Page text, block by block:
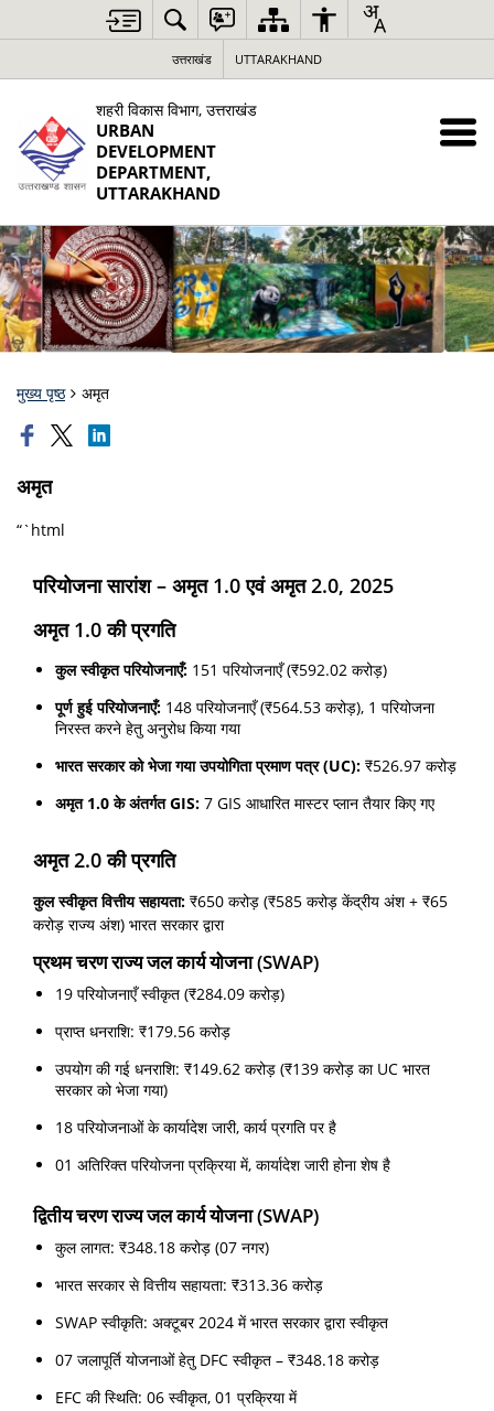
उत्तराखंड UTTARAKHAND
शहरी विकास विभाग, उत्तराखंड
URBAN
DEVELOPMENT
DEPARTMENT,
UTTARAKHAND
मुख्य पृष्ठ अमृत
अमृत
“`html
परियोजना सारांश – अमृत 1.0 एवं अमृत 2.0, 2025
अमृत 1.0 की प्रगति
कुल स्वीकृत परियोजनाएँ: 151 परियोजनाएँ (₹592.02 करोड़)
पूर्ण हुई परियोजनाएँ: 148 परियोजनाएँ (₹564.53 करोड़), 1 परियोजना
निरस्त करने हेतु अनुरोध किया गया
भारत सरकार को भेजा गया उपयोगिता प्रमाण पत्र (UC): ₹526.97 करोड़
अमृत 1.0 के अंतर्गत GIS: 7 GIS आधारित मास्टर प्लान तैयार किए गए
अमृत 2.0 की प्रगति
कुल स्वीकृत वित्तीय सहायता: ₹650 करोड़ (₹585 करोड़ केंद्रीय अंश + ₹65
करोड़ राज्य अंश) भारत सरकार द्वारा
प्रथम चरण राज्य जल कार्य योजना (SWAP)
19 परियोजनाएँ स्वीकृत (₹284.09 करोड़)
प्राप्त धनराशि: ₹179.56 करोड़
उपयोग की गई धनराशि: ₹149.62 करोड़ (₹139 करोड़ का UC भारत
सरकार को भेजा गया)
18 परियोजनाओं के कार्यादेश जारी, कार्य प्रगति पर है
01 अतिरिक्त परियोजना प्रक्रिया में, कार्यादेश जारी होना शेष है
द्वितीय चरण राज्य जल कार्य योजना (SWAP)
कुल लागत: ₹348.18 करोड़ (07 नगर)
भारत सरकार से वित्तीय सहायता: ₹313.36 करोड़
SWAP स्वीकृति: अक्टूबर 2024 में भारत सरकार द्वारा स्वीकृत
07 जलापूर्ति योजनाओं हेतु DFC स्वीकृत – ₹348.18 करोड़
EFC की स्थिति: 06 स्वीकृत, 01 प्रक्रिया में